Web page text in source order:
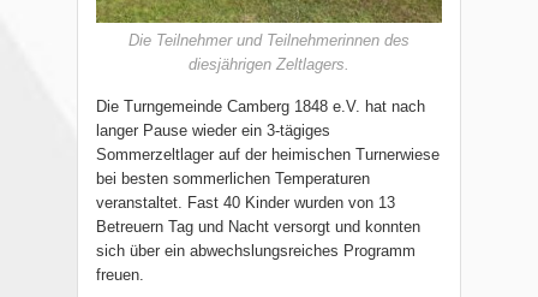
Die Teilnehmer und Teilnehmerinnen des
diesjährigen Zeltlagers.
Die Turngemeinde Camberg 1848 e.V. hat nach
langer Pause wieder ein 3-tägiges
Sommerzeltlager auf der heimischen Turnerwiese
bei besten sommerlichen Temperaturen
veranstaltet. Fast 40 Kinder wurden von 13
Betreuern Tag und Nacht versorgt und konnten
sich über ein abwechslungsreiches Programm
freuen.